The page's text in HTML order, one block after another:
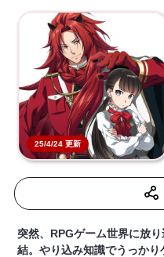
25/4/24 更新
突然、RPGゲーム世界に放
結。やり込み知識でうっか